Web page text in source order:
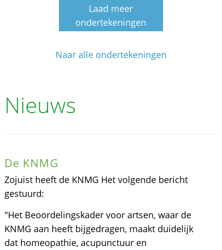
Laad meer
ondertekeningen
Naar alle ondertekeningen
Nieuws
De KNMG
Zojuist heeft de KNMG Het volgende bericht
gestuurd:
"Het Beoordelingskader voor artsen, waar de
KNMG aan heeft bijgedragen, maakt duidelijk
dat homeopathie, acupunctuur en